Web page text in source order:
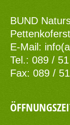
BUND
E-Mail:
Tel.: 089 /
Fax: 089 /